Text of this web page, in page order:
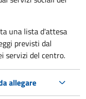
una lista d'attesa
previsti dal
servizi del centro.
allegare